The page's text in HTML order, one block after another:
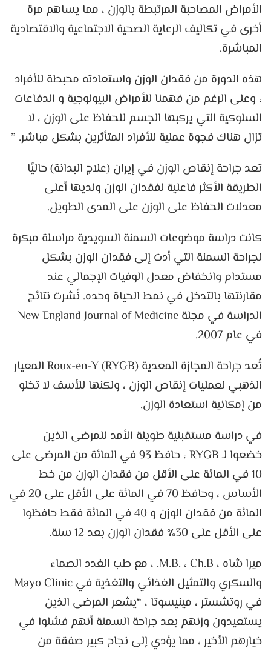
الأمراض المصاحبة المرتبطة بالوزن ، مما يساهم مرة
أخرى في تكاليف الرعاية الصحية الاجتماعية والاقتصادية
المباشرة.
هذه الدورة من فقدان الوزن واستعادته محبطة للأفراد
، وعلى الرغم من فهمنا للأمراض البيولوجية و الدفاعات
السلوكية التي يركبها الجسم للحفاظ على الوزن ، لا
تزال هناك فجوة عملية للأفراد المتأثرين بشكل مباشر. ”
تعد جراحة إنقاص الوزن في إيران (علاج البدانة) حاليًا
الطريقة الأكثر فاعلية لفقدان الوزن ولديها أعلى
معدلات الحفاظ على الوزن على المدى الطويل.
كانت دراسة موضوعات السمنة السويدية مراسلة مبكرة
لجراحة السمنة التي أدت إلى فقدان الوزن بشكل
مستدام وانخفاض معدل الوفيات الإجمالي عند
مقارنتها بالتدخل في نمط الحياة وحده. نُشرت نتائج
الدراسة في مجلة New England Journal of Medicine
في عام 2007.
تُعد جراحة المجازة المعدية Roux-en-Y (RYGB) المعيار
الذهبي لعمليات إنقاص الوزن ، ولكنها للأسف لا تخلو
من إمكانية استعادة الوزن.
في دراسة مستقبلية طويلة الأمد للمرضى الذين
خضعوا لـ RYGB ، حافظ 93 في المائة من المرضى على
10 في المائة على الأقل من فقدان الوزن من خط
الأساس ، وحافظ 70 في المائة على الأقل على 20 في
المائة من فقدان الوزن و 40 في المائة فقط حافظوا
على الأقل على 30٪ فقدان الوزن بعد 12 سنة.
ميرا شاه ، M.B. ، Ch.B. ، مع طب الغدد الصماء
والسكري والتمثيل الغذائي والتغذية في Mayo Clinic
في روتشستر ، مينيسوتا ، “يشعر المرضى الذين
يستعيدون وزنهم بعد جراحة السمنة أنهم فشلوا في
خيارهم الأخير ، مما يؤدي إلى نجاح كبير صفقة من